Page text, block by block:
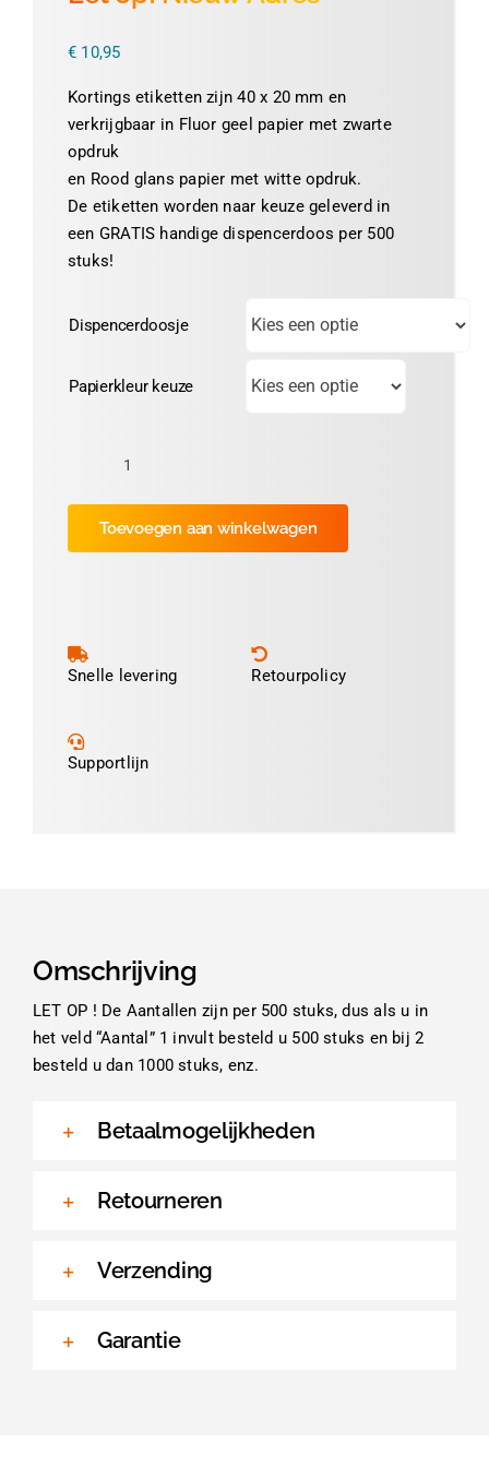
Accessoires
€ 10,95
Kortings etiketten zijn 40 x 20 mm en
verkrijgbaar in Fluor geel papier met zwarte
opdruk
​en Rood glans papier met witte opdruk.
De etiketten worden naar keuze geleverd in
een GRATIS handige dispencerdoos per 500
stuks!
Dispencerdoosje
Papierkleur keuze
Let
op!
Nieuw
Adres
Toevoegen aan winkelwagen
Snelle levering Retourpolicy
Supportlijn
Omschrijving
LET OP ! De Aantallen zijn per 500 stuks, dus als u in
het veld “Aantal” 1 invult besteld u 500 stuks en bij 2
besteld u dan 1000 stuks, enz.
Betaalmogelijkheden
Retourneren
Verzending
Garantie